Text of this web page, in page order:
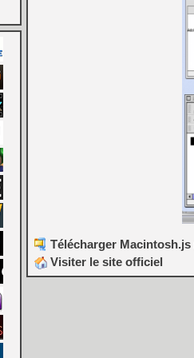
Télécharger Macintosh.js
Visiter le site officiel